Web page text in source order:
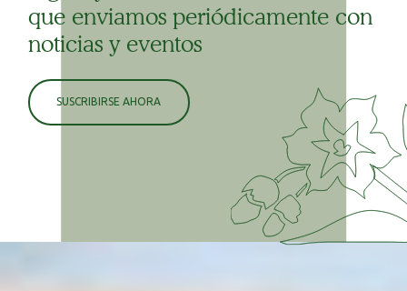
que enviamos periódicamente con
noticias y eventos
SUSCRIBIRSE AHORA